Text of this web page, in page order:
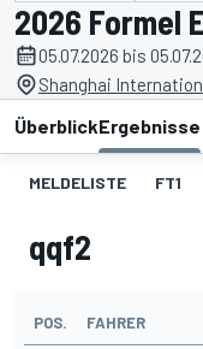
2026 Formel
05.07.2026 bis
Shanghai
ÜberblickErgebnisse
MELDELISTE FT1
qqf2
POS. FAHRER